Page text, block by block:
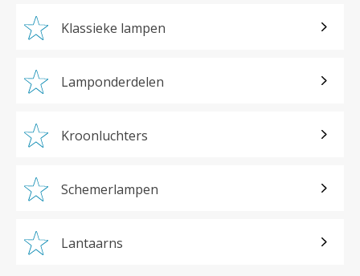
Klassieke lampen
Lamponderdelen
Kroonluchters
Schemerlampen
Lantaarns